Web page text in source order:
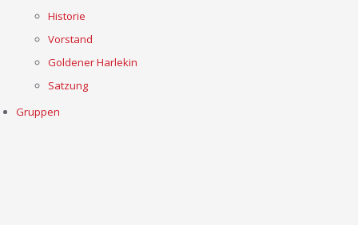
Historie
Vorstand
Goldener Harlekin
Satzung
Gruppen